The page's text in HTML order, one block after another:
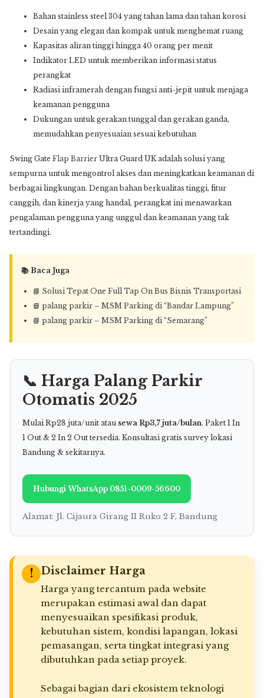
Bahan stainless steel 304 yang tahan lama dan tahan korosi
Desain yang elegan dan kompak untuk menghemat ruang
Kapasitas aliran tinggi hingga 40 orang per menit
Indikator LED untuk memberikan informasi status
perangkat
Radiasi inframerah dengan fungsi anti-jepit untuk menjaga
keamanan pengguna
Dukungan untuk gerakan tunggal dan gerakan ganda,
memudahkan penyesuaian sesuai kebutuhan
Swing Gate Flap Barrier Ultra Guard UK adalah solusi yang
sempurna untuk mengontrol akses dan meningkatkan keamanan di
berbagai lingkungan. Dengan bahan berkualitas tinggi, fitur
canggih, dan kinerja yang handal, perangkat ini menawarkan
pengalaman pengguna yang unggul dan keamanan yang tak
tertandingi.
📚 Baca Juga
📘 Solusi Tepat One Full Tap On Bus Bisnis Transportasi
📘 palang parkir – MSM Parking di “Bandar Lampung”
📘 palang parkir – MSM Parking di “Semarang”
📞 Harga Palang Parkir
Otomatis 2025
Mulai Rp28 juta/unit atau sewa Rp3,7 juta/bulan. Paket 1 In
1 Out & 2 In 2 Out tersedia. Konsultasi gratis survey lokasi
Bandung & sekitarnya.
Hubungi WhatsApp 0851-0009-56600
Alamat: Jl. Cijaura Girang II Ruko 2 F, Bandung
! Disclaimer Harga
Harga yang tercantum pada website
merupakan estimasi awal dan dapat
menyesuaikan spesifikasi produk,
kebutuhan sistem, kondisi lapangan, lokasi
pemasangan, serta tingkat integrasi yang
dibutuhkan pada setiap proyek.
Sebagai bagian dari ekosistem teknologi